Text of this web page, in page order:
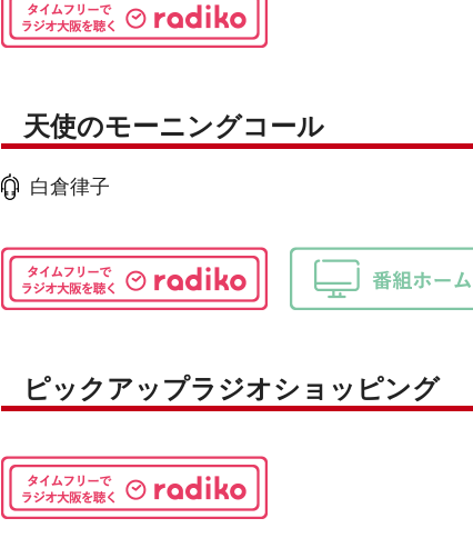
天使のモーニングコール
白倉律子
ピックアップラジオショッピング